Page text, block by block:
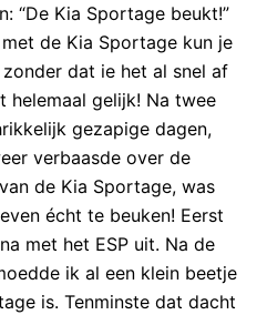
“De Kia Sportage beukt!”
de Kia Sportage kun je
dat ie het al snel af
helemaal gelijk! Na twee
gezapige dagen,
verbaasde over de
de Kia Sportage, was
écht te beuken! Eerst
met het ESP uit. Na de
ik al een klein beetje
is. Tenminste dat dacht